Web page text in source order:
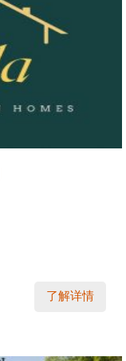
了解详情